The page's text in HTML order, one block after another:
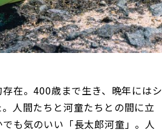
在。400歳まで生き、晩年にはシ
人間たちと河童たちとの間に立
も気のいい「長太郎河童」。人